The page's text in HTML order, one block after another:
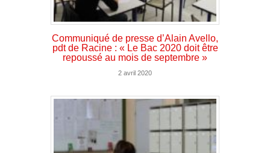
Communiqué de presse d’Alain Avello,
pdt de Racine : « Le Bac 2020 doit être
repoussé au mois de septembre »
2 avril 2020